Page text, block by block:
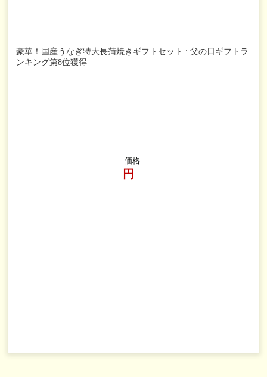
豪華！国産うなぎ特大長蒲焼きギフトセット : 父の日ギフトラ
ンキング第8位獲得